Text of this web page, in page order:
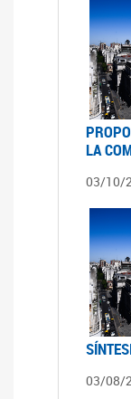
LA
03/10/
03/08/